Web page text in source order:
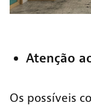
Atenção
Os possíveis